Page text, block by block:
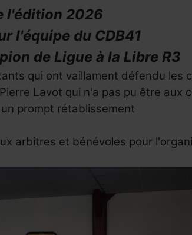
l'édition 2026
l'équipe du CDB41
de Ligue à la Libre R3
qui ont vaillament défendu les
Lavot qui n'a pas pu être aux
prompt rétablissement
arbitres et bénévoles pour